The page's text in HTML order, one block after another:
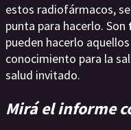
estos radiofármacos,
punta para hacerlo. Son
pueden hacerlo
conocimiento para la
salud invitado.
Mirá el informe